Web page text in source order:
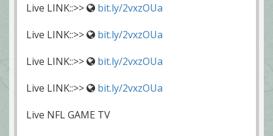
Live LINK::>>
bit.ly/2vxzOUa
Live LINK::>>
bit.ly/2vxzOUa
Live LINK::>>
bit.ly/2vxzOUa
Live LINK::>>
bit.ly/2vxzOUa
Live NFL GAME TV